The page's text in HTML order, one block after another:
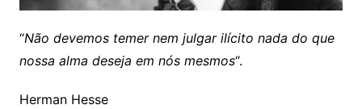
“Não devemos temer nem julgar ilícito nada do que
nossa alma deseja em nós mesmos“.
Herman Hesse